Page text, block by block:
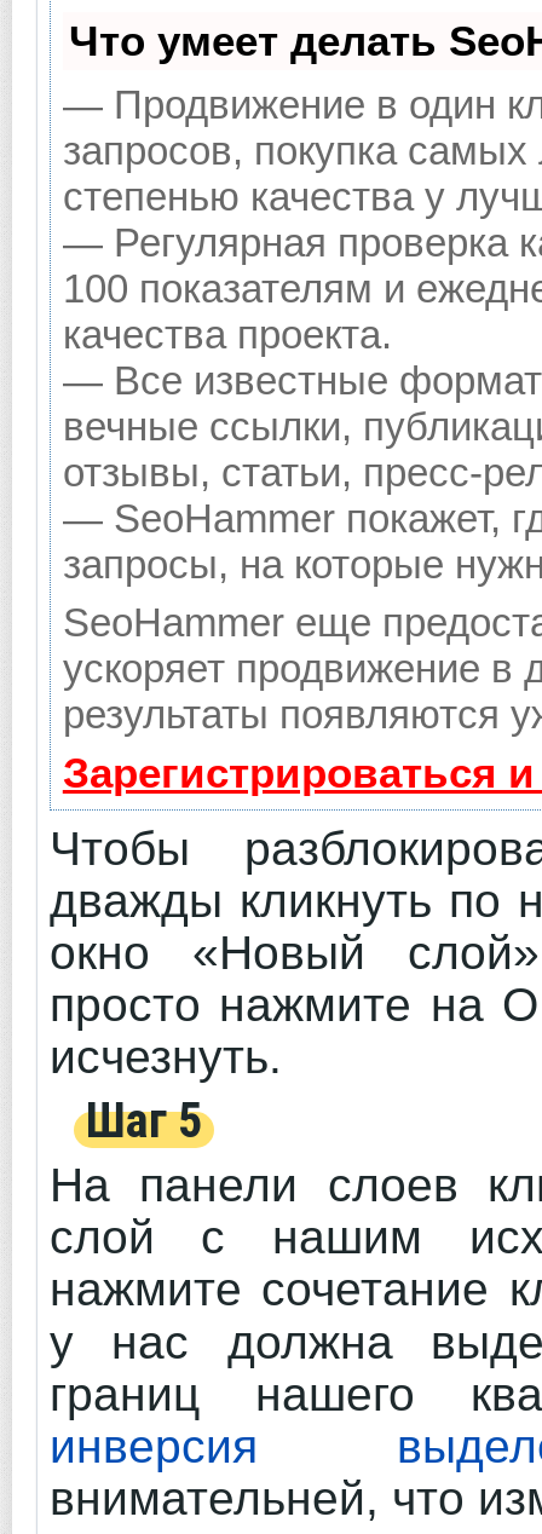
Что умеет делать
— Продвижение в один
запросов, покупка
степенью качества у
— Регулярная проверка
100 показателям и
качества проекта.
— Все известные
вечные ссылки,
отзывы, статьи, пресс-
— SeoHammer покажет,
запросы, на которые
SeoHammer еще
ускоряет продвижение в
результаты появляются
Зарегистрироваться
Чтобы
дважды кликнуть по
окно «Новый
просто нажмите на
исчезнуть.
Шаг 5
На панели слоев
слой с нашим
нажмите сочетание
у нас должна
границ нашего
инверсия
внимательней, что